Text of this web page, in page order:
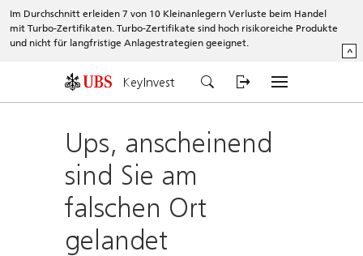
Im Durchschnitt erleiden 7 von 10 Kleinanlegern Verluste beim Handel
mit Turbo-Zertifikaten. Turbo-Zertifikate sind hoch risikoreiche Produkte
und nicht für langfristige Anlagestrategien geeignet.
^
KeyInvest
Ups, anscheinend
sind Sie am
falschen Ort
gelandet